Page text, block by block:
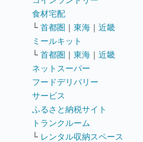
食材宅配
└ 首都圏 ｜ 東海 ｜ 近畿
ミールキット
└ 首都圏 ｜ 東海 ｜ 近畿
ネットスーパー
フードデリバリー
サービス
ふるさと納税サイト
トランクルーム
└ レンタル収納スペース